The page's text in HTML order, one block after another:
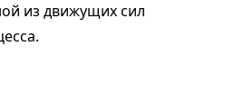
из движущих сил